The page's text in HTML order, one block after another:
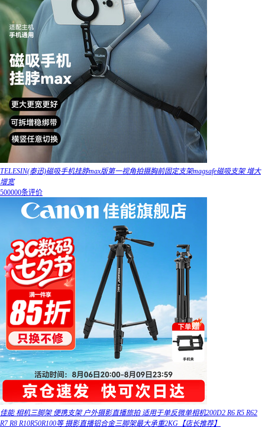
TELESIN(泰迅)磁吸手机挂脖max版第一视角拍摄胸前固定支架magsafe磁吸支架 增大
增宽
500000条评价
佳能 相机三脚架 便携支架 户外摄影直播旅拍 适用于单反微单相机200D2 R6 R5 R62
R7 R8 R10R50R100等 摄影直播铝合金三脚架最大承重2KG【店长推荐】